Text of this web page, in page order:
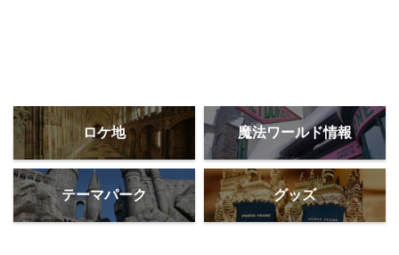
ロケ地 魔法ワールド情報
テーマパーク グッズ